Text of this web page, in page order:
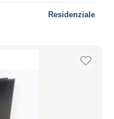
Residenziale